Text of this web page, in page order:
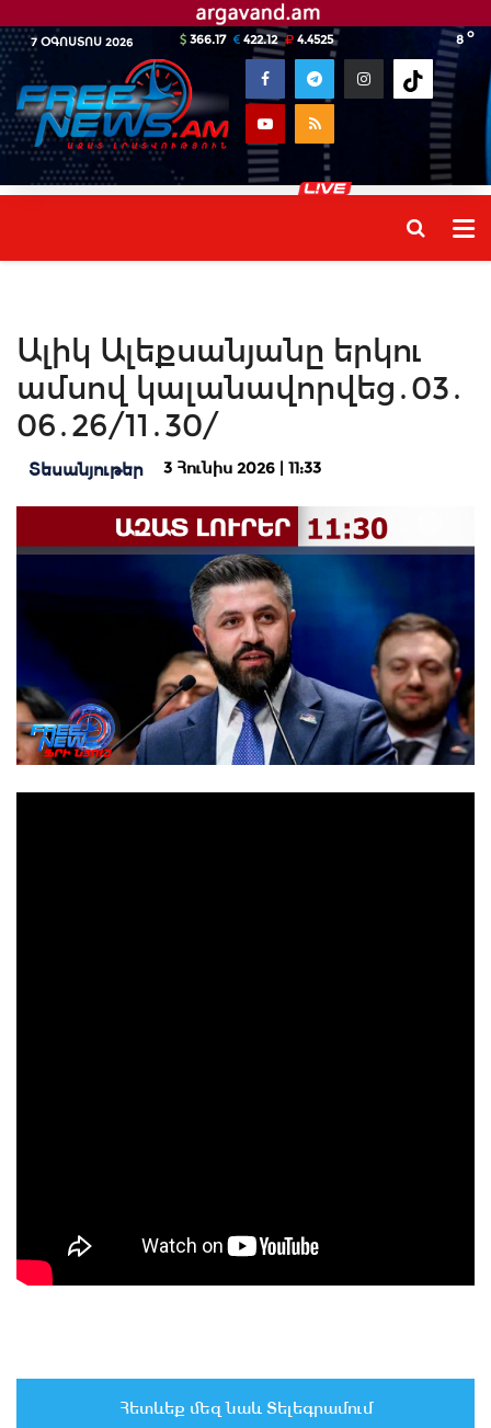
7 ՕԳՈՍՏՈՍ 2026 8 o
366.17 422.12 4.4525
Ալիկ Ալեքսանյանը երկու
ամսով կալանավորվեց․03․
06․26/11․30/
Տեսանյութեր 3 Հունիս 2026 | 11:33
Հետևեք մեզ նաև Տելեգրամում